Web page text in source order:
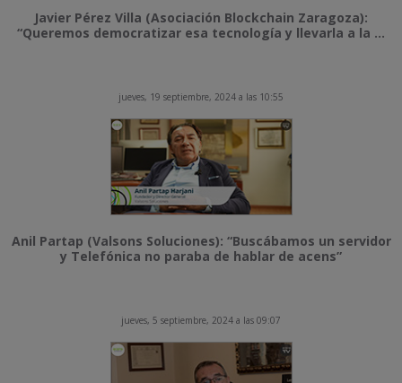
Javier Pérez Villa (Asociación Blockchain Zaragoza):
“Queremos democratizar esa tecnología y llevarla a la ...
jueves, 19 septiembre, 2024 a las 10:55
Anil Partap (Valsons Soluciones): “Buscábamos un servidor
y Telefónica no paraba de hablar de acens”
jueves, 5 septiembre, 2024 a las 09:07